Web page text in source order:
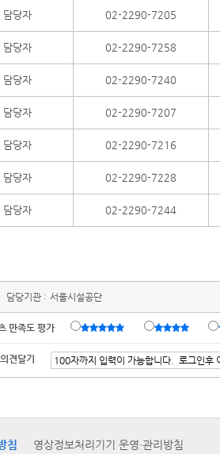
담당자 02-2290-7205
담당자 02-2290-7258
담당자 02-2290-7240
담당자 02-2290-7207
담당자 02-2290-7216
담당자 02-2290-7228
담당자 02-2290-7244
담당기관 : 서울시설공단
만족도 평가
견달기
침 영상정보처리기기 운영·관리방침